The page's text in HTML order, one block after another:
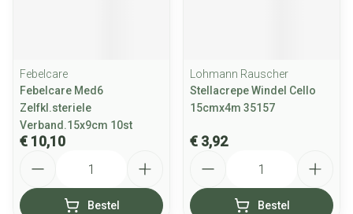
Febelcare
Febelcare Med6
Zelfkl.steriele
Verband.15x9cm 10st
€ 10,10
Bestel
Lohmann Rauscher
Stellacrepe Windel Cello
15cmx4m 35157
€ 3,92
Bestel